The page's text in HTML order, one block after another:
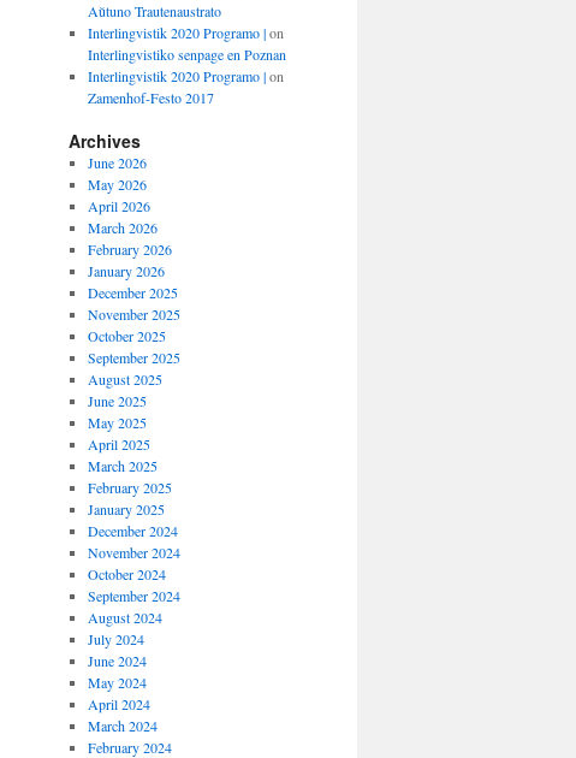
Aŭtuno Trautenaustrato
Interlingvistik 2020 Programo |on
Interlingvistiko senpage en Poznan
Interlingvistik 2020 Programo |on
Zamenhof-Festo 2017
Archives
June 2026
May 2026
April 2026
March 2026
February 2026
January 2026
December 2025
November 2025
October 2025
September 2025
August 2025
June 2025
May 2025
April 2025
March 2025
February 2025
January 2025
December 2024
November 2024
October 2024
September 2024
August 2024
July 2024
June 2024
May 2024
April 2024
March 2024
February 2024